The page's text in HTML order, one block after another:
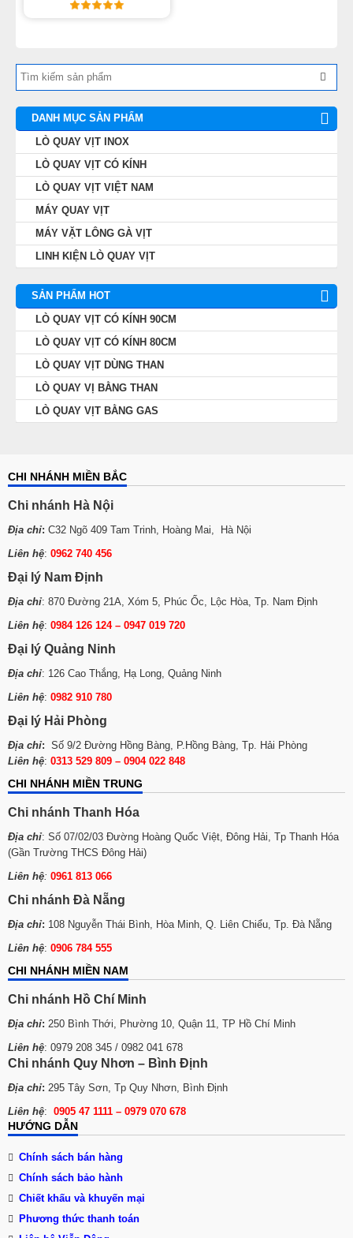
DANH MỤC SẢN PHẨM
LÒ QUAY VỊT INOX
LÒ QUAY VỊT CÓ KÍNH
LÒ QUAY VỊT VIỆT NAM
MÁY QUAY VỊT
MÁY VẶT LÔNG GÀ VỊT
LINH KIỆN LÒ QUAY VỊT
SẢN PHẨM HOT
LÒ QUAY VỊT CÓ KÍNH 90CM
LÒ QUAY VỊT CÓ KÍNH 80CM
LÒ QUAY VỊT DÙNG THAN
LÒ QUAY VỊ BẰNG THAN
LÒ QUAY VỊT BẰNG GAS
CHI NHÁNH MIỀN BẮC
Chi nhánh Hà Nội
Địa chỉ: C32 Ngõ 409 Tam Trinh, Hoàng Mai, Hà Nội
Liên hệ: 0962 740 456
Đại lý Nam Định
Địa chỉ: 870 Đường 21A, Xóm 5, Phúc Ốc, Lộc Hòa, Tp. Nam Định
Liên hệ: 0984 126 124 – 0947 019 720
Đại lý Quảng Ninh
Địa chỉ: 126 Cao Thắng, Hạ Long, Quảng Ninh
Liên hệ: 0982 910 780
Đại lý Hải Phòng
Địa chỉ: Số 9/2 Đường Hồng Bàng, P.Hồng Bàng, Tp. Hải Phòng
Liên hệ: 0313 529 809 – 0904 022 848
CHI NHÁNH MIỀN TRUNG
Chi nhánh Thanh Hóa
Địa chỉ: Số 07/02/03 Đường Hoàng Quốc Việt, Đông Hải, Tp Thanh Hóa
(Gần Trường THCS Đông Hải)
Liên hệ: 0961 813 066
Chi nhánh Đà Nẵng
Địa chỉ: 108 Nguyễn Thái Bình, Hòa Minh, Q. Liên Chiểu, Tp. Đà Nẵng
Liên hệ: 0906 784 555
CHI NHÁNH MIỀN NAM
Chi nhánh Hồ Chí Minh
Địa chỉ: 250 Bình Thới, Phường 10, Quận 11, TP Hồ Chí Minh
Liên hệ: 0979 208 345 / 0982 041 678
Chi nhánh Quy Nhơn – Bình Định
Địa chỉ: 295 Tây Sơn, Tp Quy Nhơn, Bình Định
Liên hệ: 0905 47 1111 – 0979 070 678
HƯỚNG DẪN
Chính sách bán hàng
Chính sách bảo hành
Chiết khấu và khuyến mại
Phương thức thanh toán